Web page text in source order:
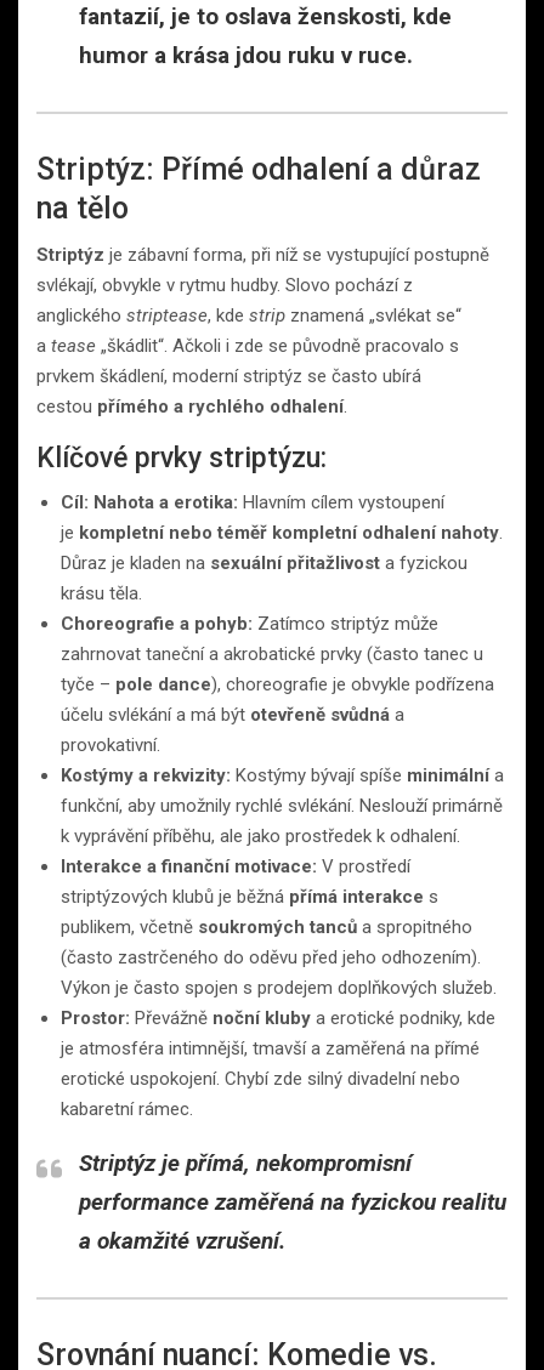
fantazií, je to oslava ženskosti, kde
humor a krása jdou ruku v ruce.
Striptýz: Přímé odhalení a důraz
na tělo
Striptýz je zábavní forma, při níž se vystupující postupně
svlékají, obvykle v rytmu hudby. Slovo pochází z
anglického striptease, kde strip znamená „svlékat se“
a tease „škádlit“. Ačkoli i zde se původně pracovalo s
prvkem škádlení, moderní striptýz se často ubírá
cestou přímého a rychlého odhalení.
Klíčové prvky striptýzu:
Cíl: Nahota a erotika: Hlavním cílem vystoupení
je kompletní nebo téměř kompletní odhalení nahoty.
Důraz je kladen na sexuální přitažlivost a fyzickou
krásu těla.
Choreografie a pohyb: Zatímco striptýz může
zahrnovat taneční a akrobatické prvky (často tanec u
tyče – pole dance), choreografie je obvykle podřízena
účelu svlékání a má být otevřeně svůdná a
provokativní.
Kostýmy a rekvizity: Kostýmy bývají spíše minimálnía
funkční, aby umožnily rychlé svlékání. Neslouží primárně
k vyprávění příběhu, ale jako prostředek k odhalení.
Interakce a finanční motivace: V prostředí
striptýzových klubů je běžná přímá interakce s
publikem, včetně soukromých tanců a spropitného
(často zastrčeného do oděvu před jeho odhozením).
Výkon je často spojen s prodejem doplňkových služeb.
Prostor: Převážně noční kluby a erotické podniky, kde
je atmosféra intimnější, tmavší a zaměřená na přímé
erotické uspokojení. Chybí zde silný divadelní nebo
kabaretní rámec.
Striptýz je přímá, nekompromisní
performance zaměřená na fyzickou realitu
a okamžité vzrušení.
Srovnání nuancí: Komedie vs.